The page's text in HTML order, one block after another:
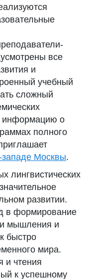
все
и
учебный
сложный
информацию о
полного
Москвы.
лингвистических
развитии.
в формирование
мышления и
быстро
мира.
и чтения
к успешному